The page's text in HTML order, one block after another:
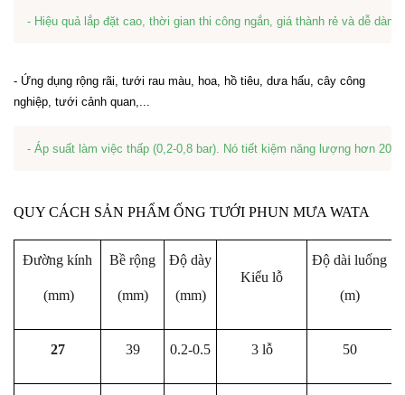
- Hiệu quả lắp đặt cao, thời gian thi công ngắn, giá thành rẻ và dễ
- Ứng dụng rộng rãi, tưới rau màu, hoa, hồ tiêu, dưa hấu, cây công
nghiệp, tưới cảnh quan,...
- Áp suất làm việc thấp (0,2-0,8 bar). Nó tiết kiệm năng lượng hơn
QUY CÁCH SẢN PHẨM ỐNG TƯỚI PHUN MƯA WATA
Đường kính
(mm)
Bề rộng
(mm)
Độ dày
(mm)
Kiểu lỗ
Độ dài luống
(m)
27 39 0.2-0.5 3 lỗ 50